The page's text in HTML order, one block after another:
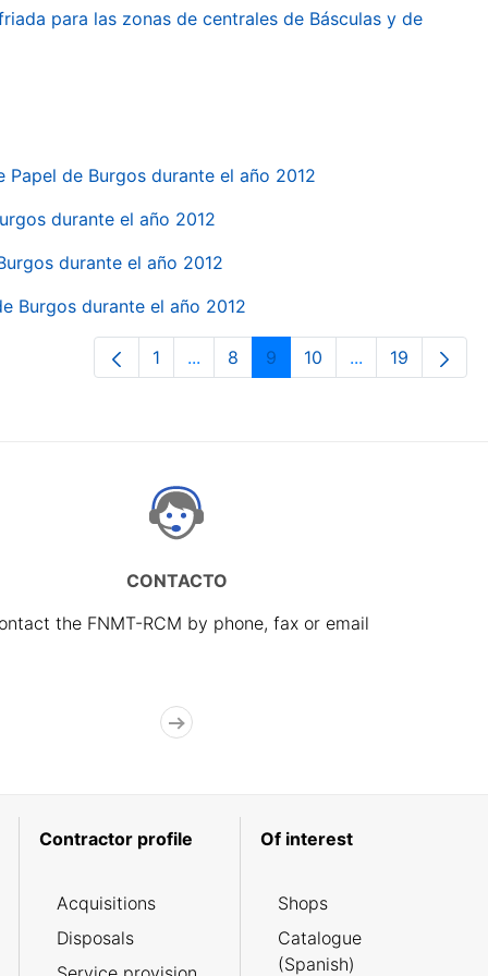
para las zonas de centrales de Básculas y de
de Burgos durante el año 2012
durante el año 2012
durante el año 2012
Burgos durante el año 2012
Page
1 ...Intermediate Pages Use TAB to
Page
8 Page
9 Page
10 ...Intermediate
Page
19
CONTACTO
the FNMT-RCM by phone, fax or email
Contractor profile
Acquisitions
Disposals
Of interest
Shops
Catalogue
(Spanish)